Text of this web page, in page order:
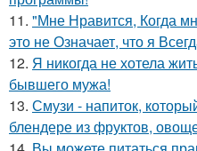
11. "Мне Нравится, Когда
это не Означает, что я
12. Я никогда не хотела
бывшего мужа!
13. Смузи - напиток,
блендере из фруктов,